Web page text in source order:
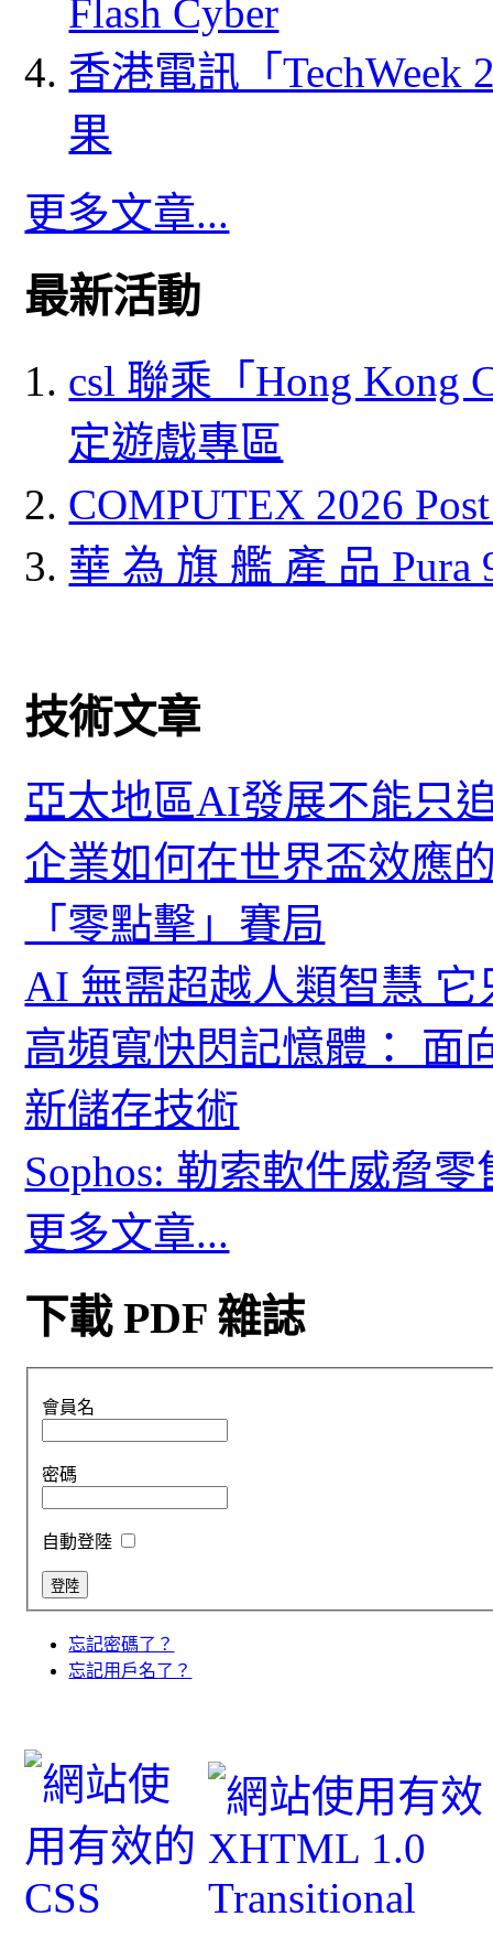
Flash Cyber
香港電訊「
果
更多文章...
最新活動
csl 聯乘「Hong Kong
定遊戲專區
COMPUTEX 2026
華 為 旗 艦 產 品 Pura
技術文章
亞太地區AI發展不能只
企業如何在世界盃效應
「零點擊」賽局
AI 無需超越人類智慧
高頻寬快閃記憶體： 面
新儲存技術
Sophos: 勒索軟件威脅
更多文章...
下載 PDF 雜誌
會員名
密碼
自動登陸
忘記密碼了？
忘記用戶名了？